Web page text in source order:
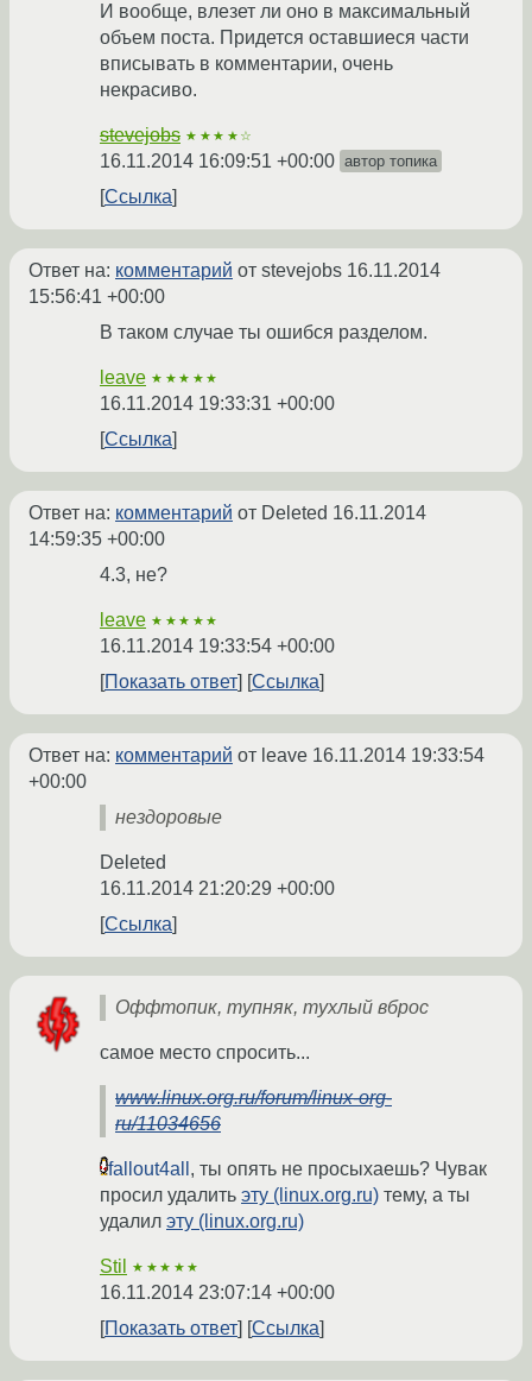
И вообще, влезет ли оно в максимальный
объем поста. Придется оставшиеся части
вписывать в комментарии, очень
некрасиво.
stevejobs ★★★★☆
16.11.2014 16:09:51 +00:00 автор топика
Ссылка
Ответ на: комментарий от stevejobs 16.11.2014
15:56:41 +00:00
В таком случае ты ошибся разделом.
leave ★★★★★
16.11.2014 19:33:31 +00:00
Ссылка
Ответ на: комментарий от Deleted 16.11.2014
14:59:35 +00:00
4.3, не?
leave ★★★★★
16.11.2014 19:33:54 +00:00
Показать ответ
Ссылка
Ответ на: комментарий от leave 16.11.2014 19:33:54
+00:00
нездоровые
Deleted
16.11.2014 21:20:29 +00:00
Ссылка
Оффтопик, тупняк, тухлый вброс
самое место спросить...
www.linux.org.ru/forum/linux-org-
ru/11034656
fallout4all , ты опять не просыхаешь? Чувак
просил удалить эту (linux.org.ru) тему, а ты
удалил эту (linux.org.ru)
Stil ★★★★★
16.11.2014 23:07:14 +00:00
Показать ответ
Ссылка